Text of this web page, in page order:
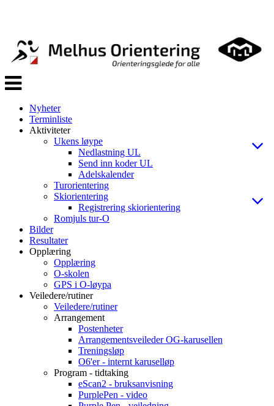
Veksle
navigasjon
Nyheter
Terminliste
Aktiviteter
Ukens løype
Nedlastning UL
Send inn koder UL
Adelskalender
Turorientering
Skiorientering
Registrering skiorientering
Romjuls tur-O
Bilder
Resultater
Opplæring
Opplæring
O-skolen
GPS i O-løypa
Veiledere/rutiner
Veiledere/rutiner
Arrangement
Postenheter
Arrangementsveileder OG-karusellen
Treningsløp
O6'er - internt karuselløp
Program - tidtaking
eScan2 - bruksanvisning
PurplePen - video